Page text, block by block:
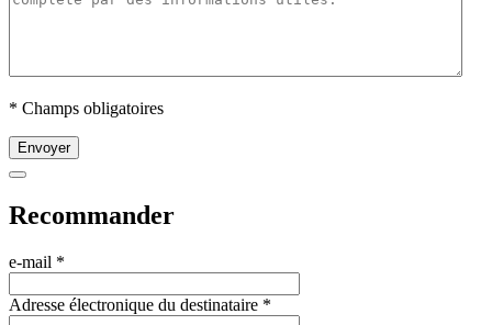
* Champs obligatoires
Envoyer
Recommander
e-mail *
Adresse électronique du destinataire *